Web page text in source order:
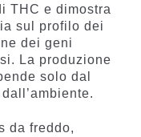
THC e dimostra
sul profilo dei
dei geni
La produzione
solo dal
da freddo,